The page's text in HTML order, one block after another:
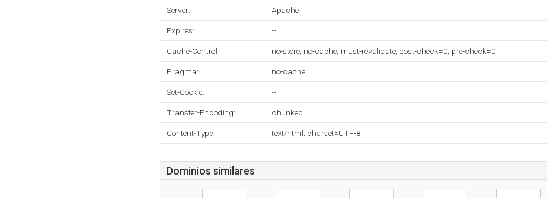
Server: Apache
Expires: --
Cache-Control: no-store, no-cache, must-revalidate, post-check=0, pre-check=0
Pragma: no-cache
Set-Cookie: --
Transfer-Encoding: chunked
Content-Type: text/html; charset=UTF-8
Dominios similares